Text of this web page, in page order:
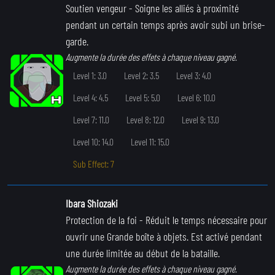
Soutien vengeur- Soigne les alliés à proximité
pendant un certain temps après avoir subi un brise-
garde.
Augmente la durée des effets à chaque niveau gagné.
Level 1: 3.0
Level 2: 3.5
Level 3: 4.0
Level 4: 4.5
Level 5: 5.0
Level 6: 10.0
Level 7: 11.0
Level 8: 12.0
Level 9: 13.0
Level 10: 14.0
Level 11: 15.0
Sub Effect: 7
Ibara Shiozaki
Protection de la foi - Réduit le temps nécessaire pour
ouvrir une Grande boîte à objets. Est activé pendant
une durée limitée au début de la bataille.
Augmente la durée des effets à chaque niveau gagné.